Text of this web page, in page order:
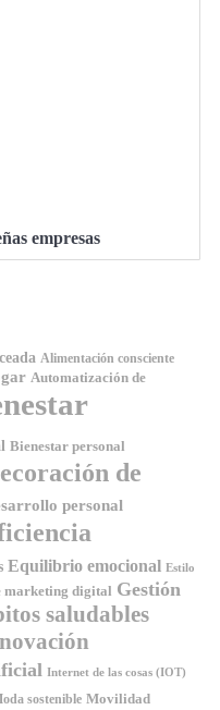
empresas
Alimentación consciente
Automatización de
Bienestar personal
de
personal
Equilibrio emocional Estilo
marketing digital Gestión
saludables
Internet de las cosas (IOT)
sostenible Movilidad